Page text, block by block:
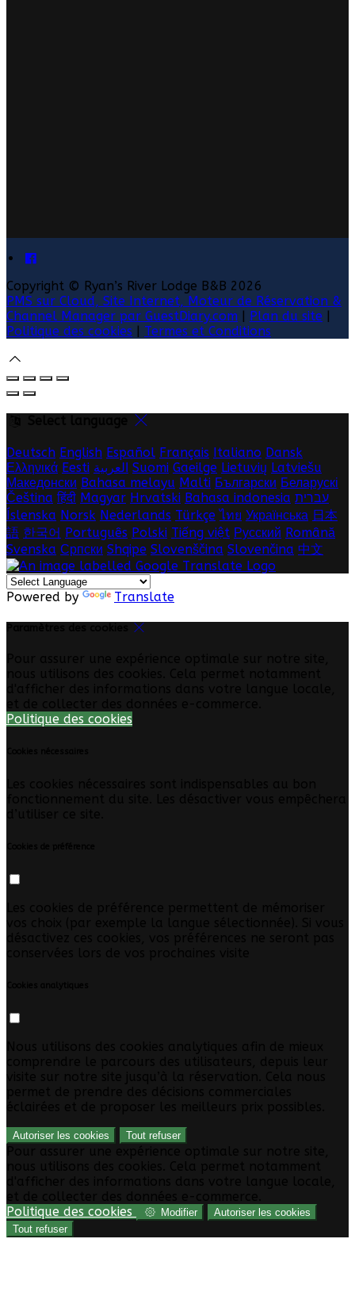
Copyright © Ryan’s River Lodge B&B 2026
PMS sur Cloud, Site Internet, Moteur de Réservation &
Channel Manager par GuestDiary.com | Plan du site |
Politique des cookies | Termes et Conditions
Deutsch English Español Français Italiano Dansk
Ελληνικά Eesti العربية Suomi Gaeilge Lietuvių Latviešu
Македонски Bahasa melayu Malti Български Беларускі
Čeština हिंदी Magyar Hrvatski Bahasa indonesia עברית
Íslenska Norsk Nederlands Türkçe ไทย Українська 日本
語 한국어 Português Polski Tiếng việt Русский Română
Svenska Српски Shqipe Slovenščina Slovenčina 中文
Powered by Translate
Politique des cookies
Autoriser les cookies Tout refuser
Politique des cookies
Modifier
Autoriser les cookies
Tout refuser